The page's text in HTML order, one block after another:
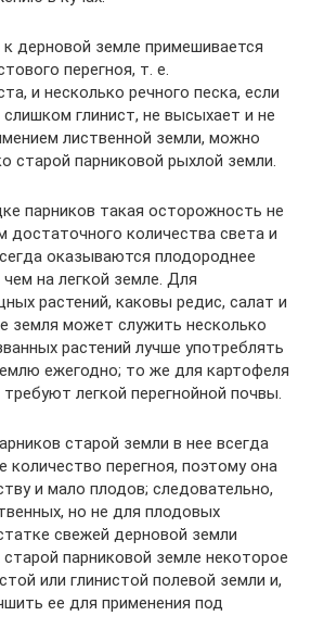
дерновой земле примешивается
перегноя, т. е.
и несколько речного песка, если
глинист, не высыхает и не
лиственной земли, можно
старой парниковой рыхлой земли.
парников такая осторожность не
достаточного количества света и
оказываются плодороднее
на легкой земле. Для
растений, каковы редис, салат и
земля может служить несколько
растений лучше употреблять
ежегодно; то же для картофеля
легкой перегнойной почвы.
старой земли в нее всегда
количество перегноя, поэтому она
и мало плодов; следовательно,
но не для плодовых
свежей дерновой земли
парниковой земле некоторое
или глинистой полевой земли и,
ее для применения под